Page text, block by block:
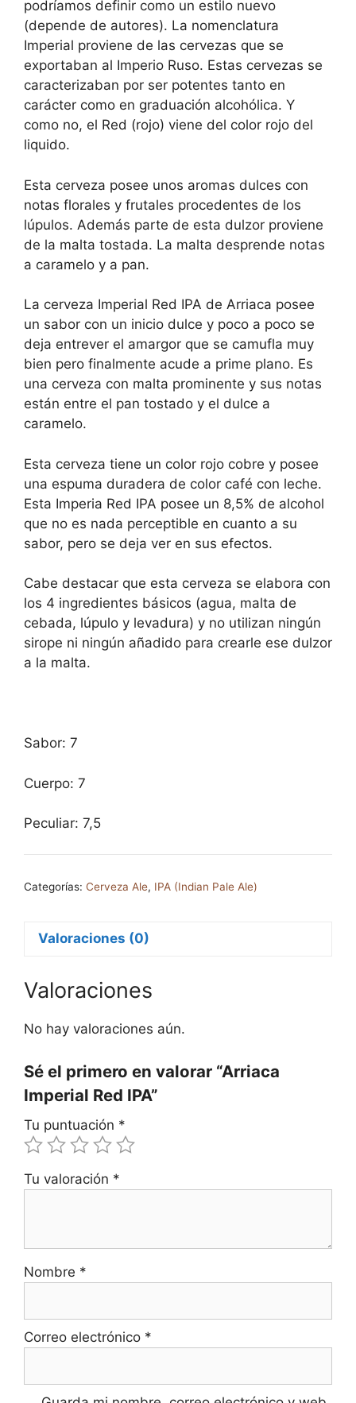
podríamos definir como un estilo nuevo
(depende de autores). La nomenclatura
Imperial proviene de las cervezas que se
exportaban al Imperio Ruso. Estas cervezas se
caracterizaban por ser potentes tanto en
carácter como en graduación alcohólica. Y
como no, el Red (rojo) viene del color rojo del
liquido.
Esta cerveza posee unos aromas dulces con
notas florales y frutales procedentes de los
lúpulos. Además parte de esta dulzor proviene
de la malta tostada. La malta desprende notas
a caramelo y a pan.
La cerveza Imperial Red IPA de Arriaca posee
un sabor con un inicio dulce y poco a poco se
deja entrever el amargor que se camufla muy
bien pero finalmente acude a prime plano. Es
una cerveza con malta prominente y sus notas
están entre el pan tostado y el dulce a
caramelo.
Esta cerveza tiene un color rojo cobre y posee
una espuma duradera de color café con leche.
Esta Imperia Red IPA posee un 8,5% de alcohol
que no es nada perceptible en cuanto a su
sabor, pero se deja ver en sus efectos.
Cabe destacar que esta cerveza se elabora con
los 4 ingredientes básicos (agua, malta de
cebada, lúpulo y levadura) y no utilizan ningún
sirope ni ningún añadido para crearle ese dulzor
a la malta.
Sabor: 7
Cuerpo: 7
Peculiar: 7,5
Categorías: Cerveza Ale, IPA (Indian Pale Ale)
Valoraciones (0)
Valoraciones
No hay valoraciones aún.
Sé el primero en valorar “Arriaca
Imperial Red IPA”
Tu puntuación *
Tu valoración *
Nombre *
Correo electrónico *